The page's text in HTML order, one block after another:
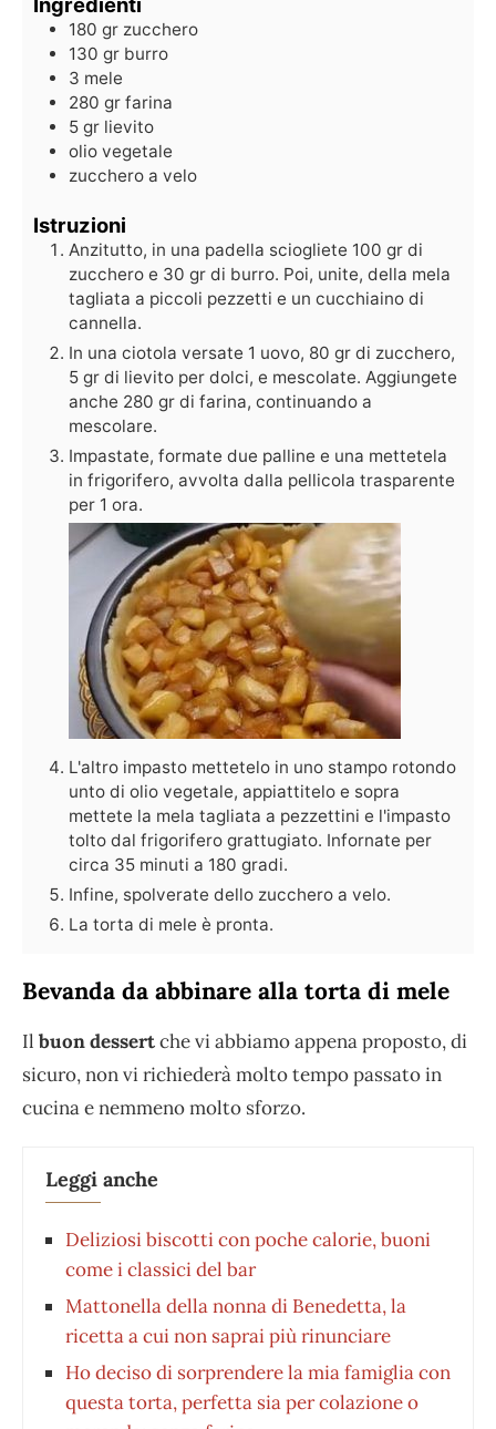
180 gr zucchero
130 gr burro
3 mele
280 gr farina
5 gr lievito
olio vegetale
zucchero a velo
Istruzioni
Anzitutto, in una padella sciogliete 100 gr di
zucchero e 30 gr di burro. Poi, unite, della mela
tagliata a piccoli pezzetti e un cucchiaino di
cannella.
In una ciotola versate 1 uovo, 80 gr di zucchero,
5 gr di lievito per dolci, e mescolate. Aggiungete
anche 280 gr di farina, continuando a
mescolare.
Impastate, formate due palline e una mettetela
in frigorifero, avvolta dalla pellicola trasparente
per 1 ora.
L'altro impasto mettetelo in uno stampo rotondo
unto di olio vegetale, appiattitelo e sopra
mettete la mela tagliata a pezzettini e l'impasto
tolto dal frigorifero grattugiato. Infornate per
circa 35 minuti a 180 gradi.
Infine, spolverate dello zucchero a velo.
La torta di mele è pronta.
Bevanda da abbinare alla torta di mele
Il buon dessertche vi abbiamo appena proposto, di
sicuro, non vi richiederà molto tempo passato in
cucina e nemmeno molto sforzo.
Leggi anche
Deliziosi biscotti con poche calorie, buoni
come i classici del bar
Mattonella della nonna di Benedetta, la
ricetta a cui non saprai più rinunciare
Ho deciso di sorprendere la mia famiglia con
questa torta, perfetta sia per colazione o